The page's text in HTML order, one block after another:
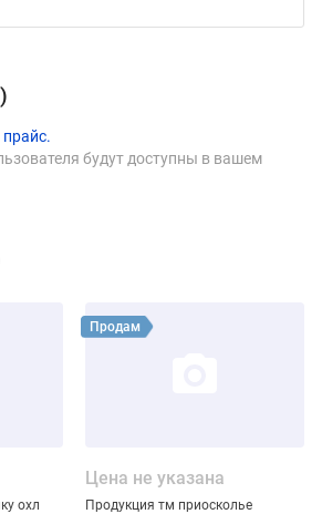
)
прайс.
будут доступны в вашем
ТД ЯЗМ
охл
Цена не указана
Продукция тм приосколье
Смотреть объявление
Продам